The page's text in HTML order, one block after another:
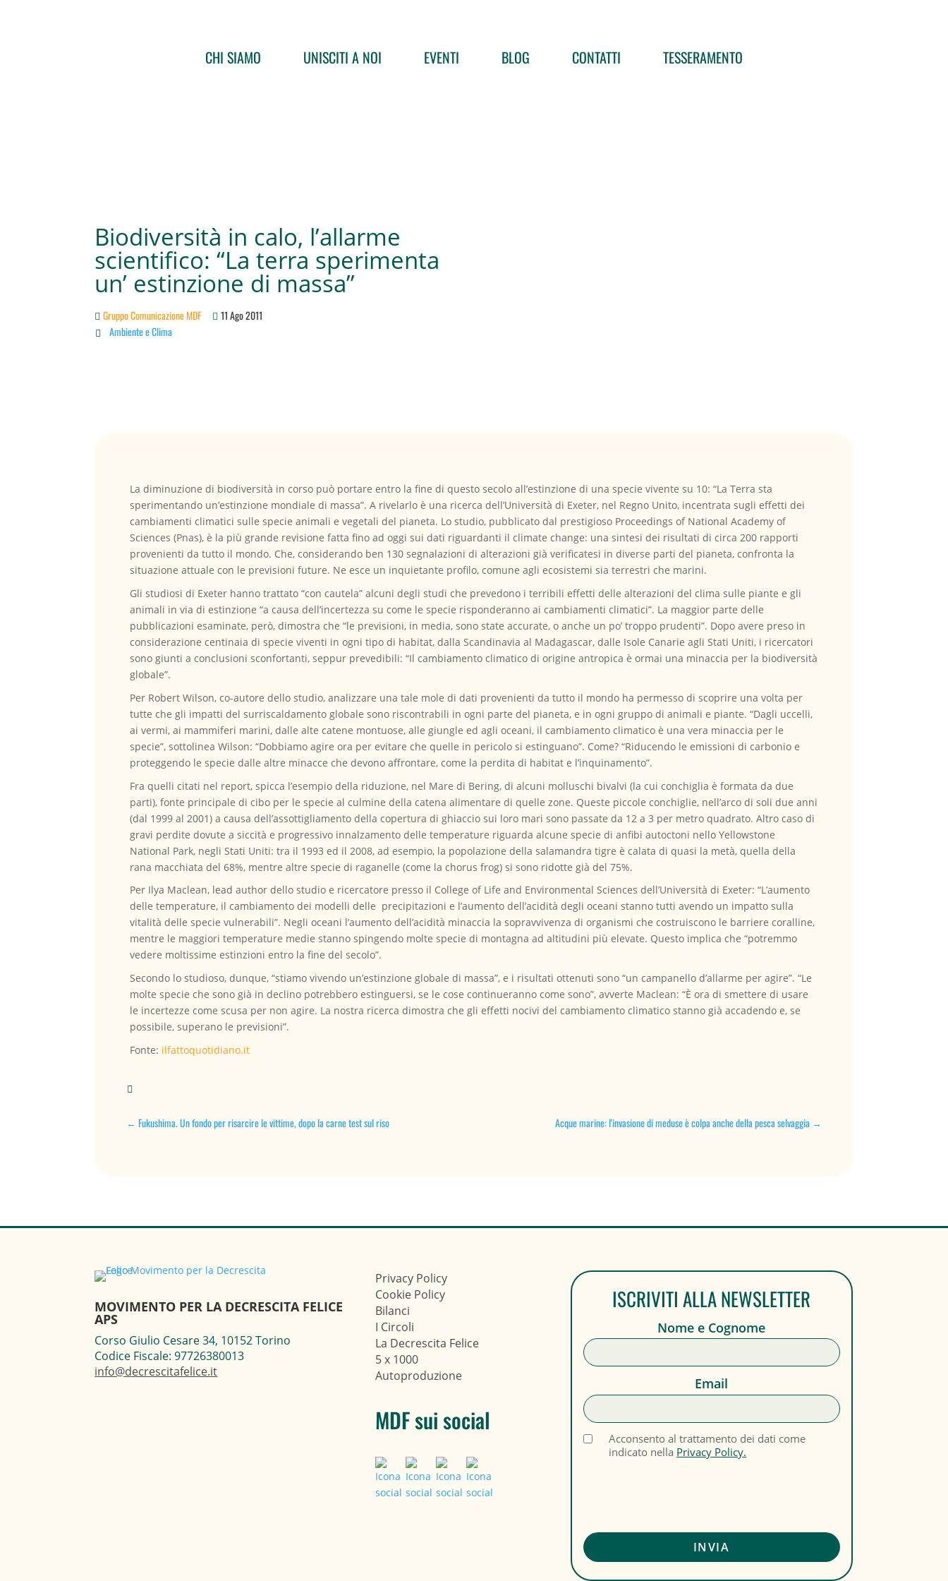
CHI SIAMO UNISCITI A NOI EVENTI BLOG CONTATTI TESSERAMENTO
Biodiversità in calo, l’allarme
scientifico: “La terra sperimenta
un’ estinzione di massa”
Gruppo Comunicazione MDF 11 Ago 2011
 Ambiente e Clima
La diminuzione di biodiversità in corso può portare entro la fine di questo secolo all’estinzione di una specie vivente su 10: “La Terra sta
sperimentando un’estinzione mondiale di massa”. A rivelarlo è una ricerca dell’Università di Exeter, nel Regno Unito, incentrata sugli effetti dei
cambiamenti climatici sulle specie animali e vegetali del pianeta. Lo studio, pubblicato dal prestigioso Proceedings of National Academy of
Sciences (Pnas), è la più grande revisione fatta fino ad oggi sui dati riguardanti il climate change: una sintesi dei risultati di circa 200 rapporti
provenienti da tutto il mondo. Che, considerando ben 130 segnalazioni di alterazioni già verificatesi in diverse parti del pianeta, confronta la
situazione attuale con le previsioni future. Ne esce un inquietante profilo, comune agli ecosistemi sia terrestri che marini.
Gli studiosi di Exeter hanno trattato “con cautela” alcuni degli studi che prevedono i terribili effetti delle alterazioni del clima sulle piante e gli
animali in via di estinzione “a causa dell’incertezza su come le specie risponderanno ai cambiamenti climatici”. La maggior parte delle
pubblicazioni esaminate, però, dimostra che “le previsioni, in media, sono state accurate, o anche un po’ troppo prudenti”. Dopo avere preso in
considerazione centinaia di specie viventi in ogni tipo di habitat, dalla Scandinavia al Madagascar, dalle Isole Canarie agli Stati Uniti, i ricercatori
sono giunti a conclusioni sconfortanti, seppur prevedibili: “Il cambiamento climatico di origine antropica è ormai una minaccia per la biodiversità
globale”.
Per Robert Wilson, co-autore dello studio, analizzare una tale mole di dati provenienti da tutto il mondo ha permesso di scoprire una volta per
tutte che gli impatti del surriscaldamento globale sono riscontrabili in ogni parte del pianeta, e in ogni gruppo di animali e piante. “Dagli uccelli,
ai vermi, ai mammiferi marini, dalle alte catene montuose, alle giungle ed agli oceani, il cambiamento climatico è una vera minaccia per le
specie”, sottolinea Wilson: “Dobbiamo agire ora per evitare che quelle in pericolo si estinguano”. Come? “Riducendo le emissioni di carbonio e
proteggendo le specie dalle altre minacce che devono affrontare, come la perdita di habitat e l’inquinamento”.
Fra quelli citati nel report, spicca l’esempio della riduzione, nel Mare di Bering, di alcuni molluschi bivalvi (la cui conchiglia è formata da due
parti), fonte principale di cibo per le specie al culmine della catena alimentare di quelle zone. Queste piccole conchiglie, nell’arco di soli due anni
(dal 1999 al 2001) a causa dell’assottigliamento della copertura di ghiaccio sui loro mari sono passate da 12 a 3 per metro quadrato. Altro caso di
gravi perdite dovute a siccità e progressivo innalzamento delle temperature riguarda alcune specie di anfibi autoctoni nello Yellowstone
National Park, negli Stati Uniti: tra il 1993 ed il 2008, ad esempio, la popolazione della salamandra tigre è calata di quasi la metà, quella della
rana macchiata del 68%, mentre altre specie di raganelle (come la chorus frog) si sono ridotte già del 75%.
Per Ilya Maclean, lead author dello studio e ricercatore presso il College of Life and Environmental Sciences dell’Università di Exeter: “L’aumento
delle temperature, il cambiamento dei modelli delle precipitazioni e l’aumento dell’acidità degli oceani stanno tutti avendo un impatto sulla
vitalità delle specie vulnerabili”. Negli oceani l’aumento dell’acidità minaccia la sopravvivenza di organismi che costruiscono le barriere coralline,
mentre le maggiori temperature medie stanno spingendo molte specie di montagna ad altitudini più elevate. Questo implica che “potremmo
vedere moltissime estinzioni entro la fine del secolo”.
Secondo lo studioso, dunque, “stiamo vivendo un’estinzione globale di massa”, e i risultati ottenuti sono “un campanello d’allarme per agire”. “Le
molte specie che sono già in declino potrebbero estinguersi, se le cose continueranno come sono”, avverte Maclean: “È ora di smettere di usare
le incertezze come scusa per non agire. La nostra ricerca dimostra che gli effetti nocivi del cambiamento climatico stanno già accadendo e, se
possibile, superano le previsioni”.
Fonte: ilfattoquotidiano.it

←Fukushima. Un fondo per risarcire le vittime, dopo la carne test sul riso Acque marine: l'invasione di meduse è colpa anche della pesca selvaggia →
MOVIMENTO PER LA DECRESCITA FELICE
APS
Corso Giulio Cesare 34, 10152 Torino
Codice Fiscale: 97726380013
info@decrescitafelice.it
Privacy Policy
Cookie Policy
Bilanci
I Circoli
La Decrescita Felice
5 x 1000
Autoproduzione
MDF sui social
ISCRIVITI ALLA NEWSLETTER
Nome e Cognome
Email
Acconsento al trattamento dei dati come
indicato nella Privacy Policy.